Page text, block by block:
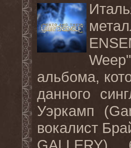
альбома,
данного
Уэркамп
вокалист